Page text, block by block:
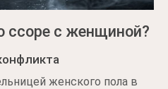
ссоре с женщиной?
женского пола в